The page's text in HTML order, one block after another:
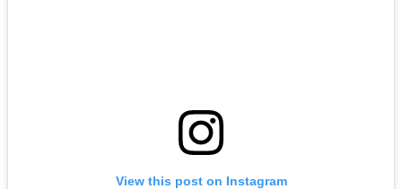
View this post on Instagram